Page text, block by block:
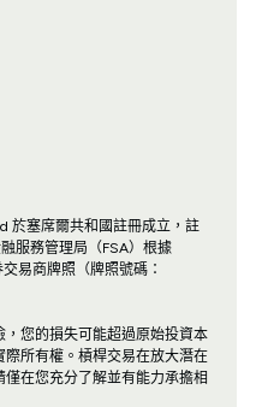
於塞席爾共和國註冊成立，註
服務管理局（FSA）根據
易商牌照（牌照號碼：
您的損失可能超過原始投資本
所有權。槓桿交易在放大潛在
在您充分了解並有能力承擔相